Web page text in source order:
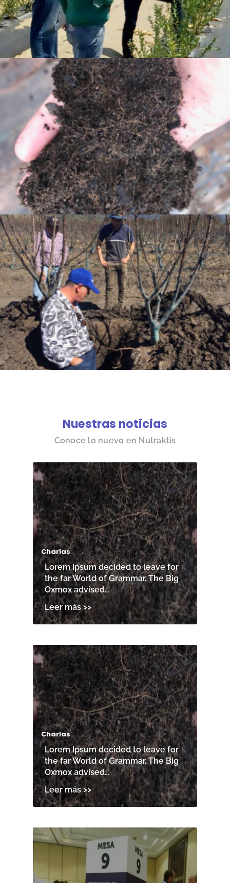
Nuestras noticias
Conoce lo nuevo en Nutraktis
Charlas
Lorem Ipsum decided to leave for
the far World of Grammar. The Big
Oxmox advised…
Charlas
Lorem Ipsum decided to leave for
the far World of Grammar. The Big
Oxmox advised…